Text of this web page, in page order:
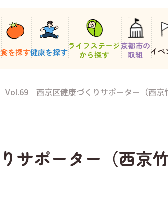
食を探す健康を探す
ライフステージ
から探す
京都市の
取組
イベ
Vol.69 西京区健康づくりサポーター（西京
サポーター（西京